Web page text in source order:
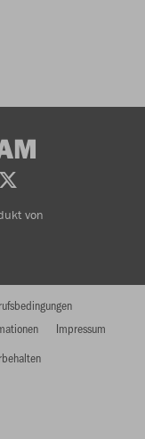
von
Impressum